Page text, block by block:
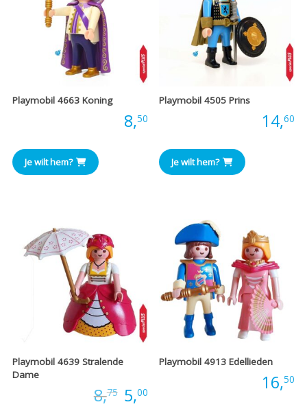
Playmobil 4663 Koning
8,50
Je wilt hem?
Playmobil 4505 Prins
14,60
Je wilt hem?
Playmobil 4639 Stralende
Dame
8,75 Oorspronkelijke
5,00Huidige
Playmobil 4913 Edellieden
16,50